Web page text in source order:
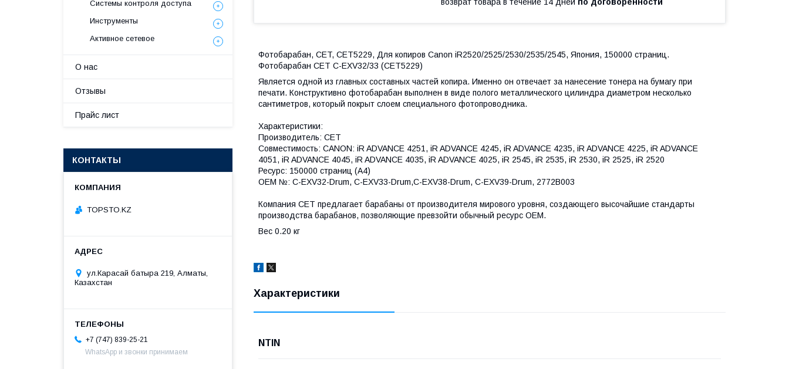
Фотобарабан, CET, CET5229, Для копиров Canon iR2520/2525/2530/2535/2545, Япония, 150000 страниц.
Фотобарабан CET C-EXV32/33 (CET5229)
Является одной из главных составных частей копира. Именно он отвечает за нанесение тонера на бумагу при
печати. Конструктивно фотобарабан выполнен в виде полого металлического цилиндра диаметром несколько
сантиметров, который покрыт слоем специального фотопроводника.
Характеристики:
Производитель: CET
Совместимость: CANON: iR ADVANCE 4251, iR ADVANCE 4245, iR ADVANCE 4235, iR ADVANCE 4225, iR ADVANCE
4051, iR ADVANCE 4045, iR ADVANCE 4035, iR ADVANCE 4025, iR 2545, iR 2535, iR 2530, iR 2525, iR 2520
Ресурс: 150000 страниц (А4)
OEM №: C-EXV32-Drum, C-EXV33-Drum,C-EXV38-Drum, C-EXV39-Drum, 2772B003
Компания CET предлагает барабаны от производителя мирового уровня, создающего высочайшие стандарты
производства барабанов, позволяющие превзойти обычный ресурс OEM.
Вес 0.20 кг
Характеристики
NTIN
Системы контроля доступа
Инструменты
Активное сетевое
О нас
Отзывы
Прайс лист
КОНТАКТЫ
TOPSTO.KZ
ул.Карасай батыра 219, Алматы,
Казахстан
+7 (747) 839-25-21
WhatsApp и звонки принимаем